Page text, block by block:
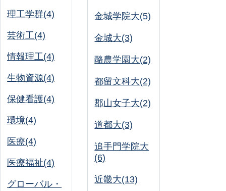
理工学群(4)
芸術工(4)
情報理工(4)
生物資源(4)
保健看護(4)
環境(4)
医療(4)
医療福祉(4)
グローバル・
金城学院大(5)
金城大(3)
酪農学園大(2)
都留文科大(2)
郡山女子大(2)
道都大(3)
追手門学院大
(6)
近畿大(13)